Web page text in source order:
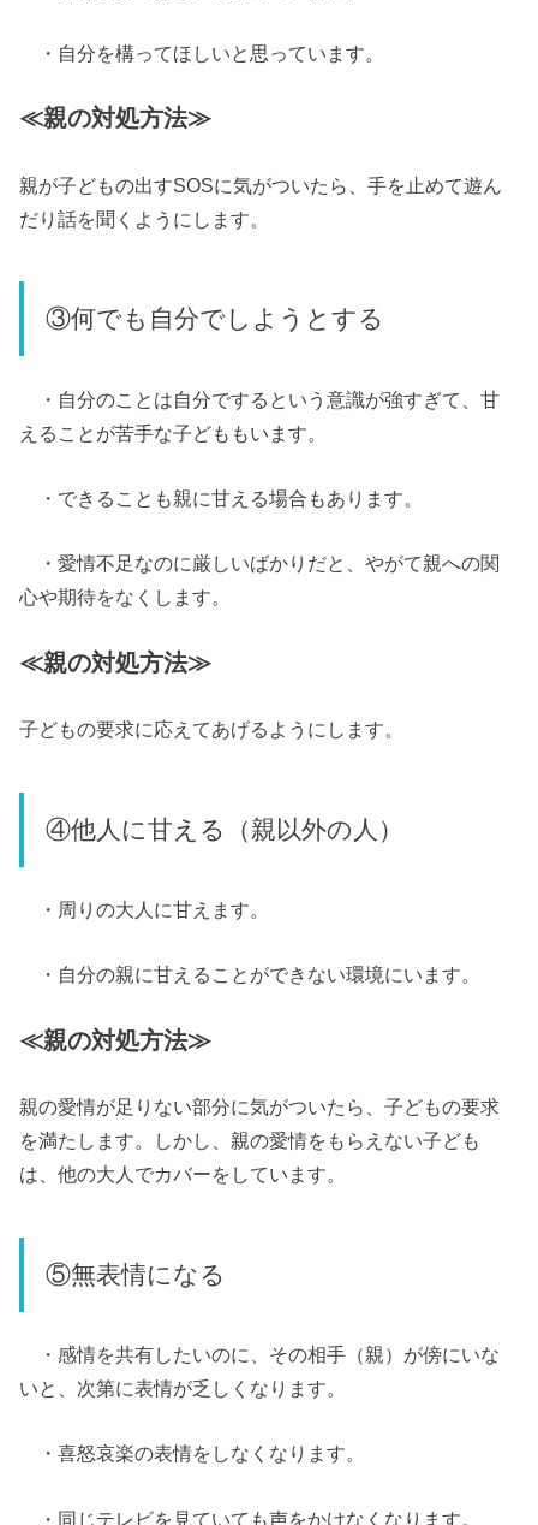
・自分を構ってほしいと思っています。
≪親の対処方法≫
親が子どもの出すSOSに気がついたら、手を止めて遊ん
だり話を聞くようにします。
③何でも自分でしようとする
・自分のことは自分でするという意識が強すぎて、甘
えることが苦手な子どももいます。
・できることも親に甘える場合もあります。
・愛情不足なのに厳しいばかりだと、やがて親への関
心や期待をなくします。
≪親の対処方法≫
子どもの要求に応えてあげるようにします。
④他人に甘える（親以外の人）
・周りの大人に甘えます。
・自分の親に甘えることができない環境にいます。
≪親の対処方法≫
親の愛情が足りない部分に気がついたら、子どもの要求
を満たします。しかし、親の愛情をもらえない子ども
は、他の大人でカバーをしています。
⑤無表情になる
・感情を共有したいのに、その相手（親）が傍にいな
いと、次第に表情が乏しくなります。
・喜怒哀楽の表情をしなくなります。
・同じテレビを見ていても声をかけなくなります。